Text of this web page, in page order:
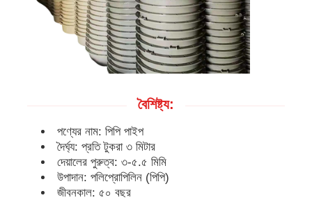
বৈশিষ্ট্য:
পণ্যের নাম: পিপি পাইপ
দৈর্ঘ্য: প্রতি টুকরা ৩ মিটার
দেয়ালের পুরুত্ব: ৩-৫.৫ মিমি
উপাদান: পলিপ্রোপিলিন (পিপি)
জীবনকাল: ৫০ বছর